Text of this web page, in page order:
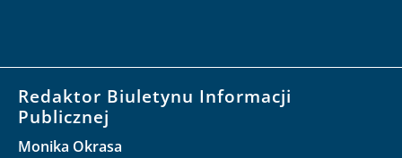
Redaktor Biuletynu Informacji
Publicznej
Monika Okrasa